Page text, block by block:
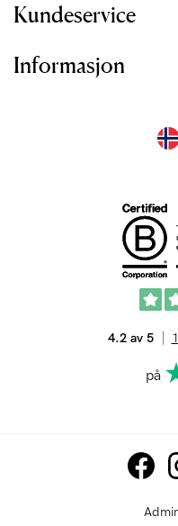
Kundeservice
Informasjon
4.2 av 5
på